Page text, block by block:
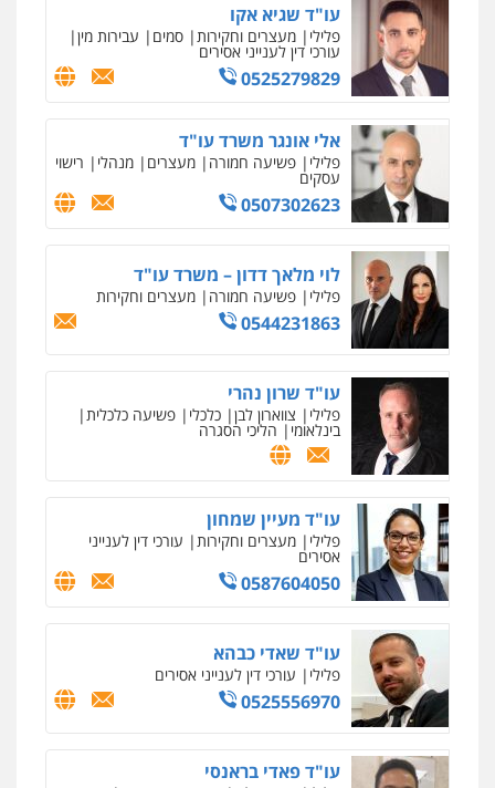
עו"ד שגיא אקו
פלילי מעצרים וחקירות סמים עבירות מין
עורכי דין לענייני אסירים
0525279829
אלי אונגר משרד עו"ד
פלילי פשיעה חמורה מעצרים מנהלי רישוי
עסקים
0507302623
לוי מלאך דדון – משרד עו"ד
פלילי פשיעה חמורה מעצרים וחקירות
0544231863
עו"ד שרון נהרי
פלילי צווארון לבן כלכלי פשיעה כלכלית
בינלאומי הליכי הסגרה
עו"ד מעיין שמחון
פלילי מעצרים וחקירות עורכי דין לענייני
אסירים
0587604050
עו"ד שאדי כבהא
פלילי עורכי דין לענייני אסירים
0525556970
עו"ד פאדי בראנסי